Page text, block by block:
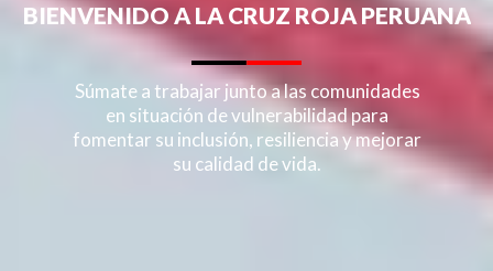
BIENVENIDO A LA CRUZ ROJA PERUANA
Súmate a trabajar junto a las comunidades
en situación de vulnerabilidad para
fomentar su inclusión, resiliencia y mejorar
su calidad de vida.